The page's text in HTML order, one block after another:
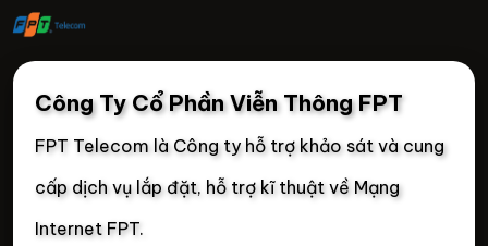
Công Ty Cổ Phần Viễn Thông FPT
FPT Telecom là Công ty hỗ trợ khảo sát và cung
cấp dịch vụ lắp đặt, hỗ trợ kĩ thuật về Mạng
Internet FPT.